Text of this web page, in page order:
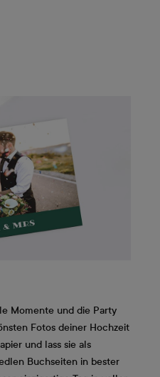
Momente und die Party
Fotos deiner Hochzeit
und lass sie als
Buchseiten in bester